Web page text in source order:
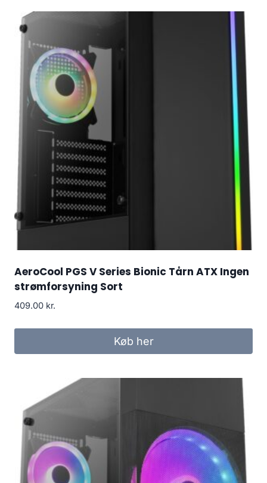
AeroCool PGS V Series Bionic Tårn ATX Ingen
strømforsyning Sort
409.00 kr.
Køb her